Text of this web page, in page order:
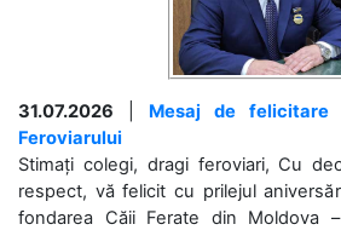
31.07.2026
Mesaj de
Feroviarului
Stimați colegi, dragi feroviari, Cu
respect, vă felicit cu prilejul
fondarea Căii Ferate din Moldova